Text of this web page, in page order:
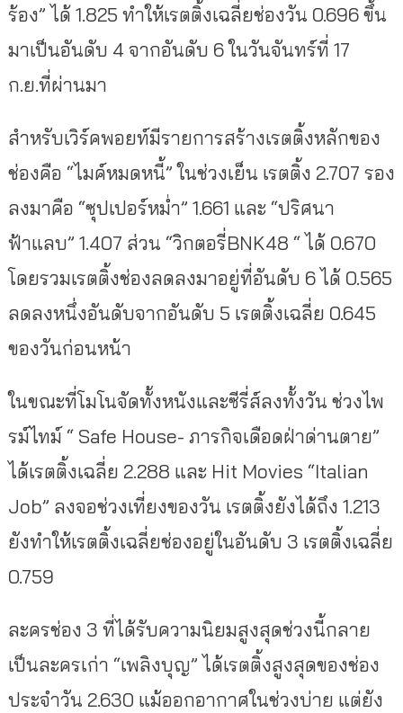
ร้อง” ได้ 1.825 ทำให้เรตติ้งเฉลี่ยช่องวัน 0.696 ขึ้น
มาเป็นอันดับ 4 จากอันดับ 6 ในวันจันทร์ที่ 17
ก.ย.ที่ผ่านมา
สำหรับเวิร์คพอยท์มีรายการสร้างเรตติ้งหลักของ
ช่องคือ “ไมค์หมดหนี้” ในช่วงเย็น เรตติ้ง 2.707 รอง
ลงมาคือ “ซุปเปอร์หม่ำ” 1.661 และ “ปริศนา
ฟ้าแลบ” 1.407 ส่วน “วิกตอรี่BNK48 “ ได้ 0.670
โดยรวมเรตติ้งช่องลดลงมาอยู่ที่อันดับ 6 ได้ 0.565
ลดลงหนึ่งอันดับจากอันดับ 5 เรตติ้งเฉลี่ย 0.645
ของวันก่อนหน้า
ในขณะที่โมโนจัดทั้งหนังและซีรี่ส์ลงทั้งวัน ช่วงไพ
รม์ไทม์ “ Safe House- ภารกิจเดือดฝ่าด่านตาย”
ได้เรตติ้งเฉลี่ย 2.288 และ Hit Movies “Italian
Job” ลงจอช่วงเที่ยงของวัน เรตติ้งยังได้ถึง 1.213
ยังทำให้เรตติ้งเฉลี่ยช่องอยู่ในอันดับ 3 เรตติ้งเฉลี่ย
0.759
ละครช่อง 3 ที่ได้รับความนิยมสูงสุดช่วงนี้กลาย
เป็นละครเก่า “เพลิงบุญ” ได้เรตติ้งสูงสุดของช่อง
ประจำวัน 2.630 แม้ออกอากาศในช่วงบ่าย แต่ยัง